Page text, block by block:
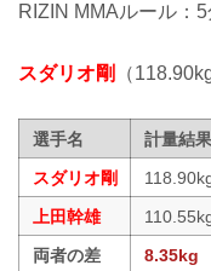
RIZIN MMAルール：
スダリオ剛 （
選手名 計量結果
スダリオ剛
上田幹雄
両者の差
8.35kg